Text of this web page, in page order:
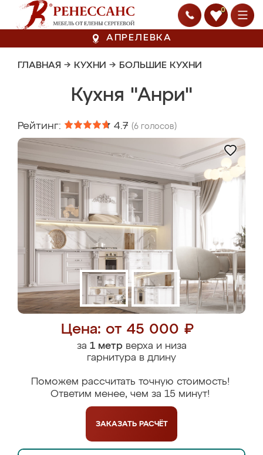
0
АПРЕЛЕВКА
ГЛАВНАЯ → КУХНИ → БОЛЬШИЕ КУХНИ
Кухня "Анри"
Рейтинг: 4.7 (6 голосов)
Цена: от 45 000 ₽
за 1 метрверха и низа
гарнитура в длину
Поможем рассчитать точную стоимость!
Ответим менее, чем за 15 минут!
ЗАКАЗАТЬ РАСЧЁТ